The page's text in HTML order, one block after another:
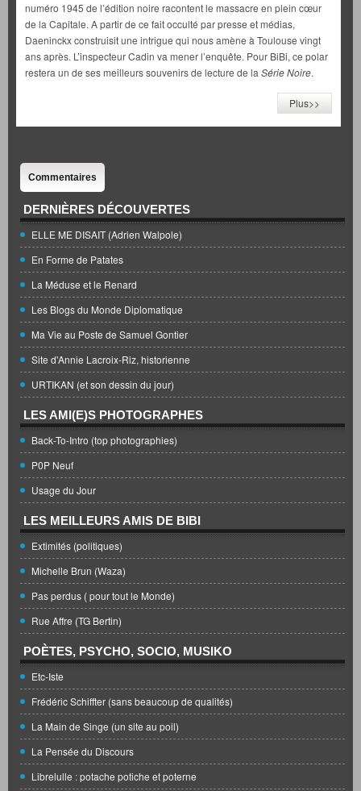
numéro 1945 de l’édition noire racontent le massacre en plein cœur
de la Capitale. A partir de ce fait occulté par presse et médias,
Daeninckx construisit une intrigue qui nous amène à Toulouse vingt
ans après. L’inspecteur Cadin va mener l’enquête. Pour BiBi, ce polar
restera un de ses meilleurs souvenirs de lecture de la Série Noire.
Plus>>
Commentaires
DERNIÈRES DÉCOUVERTES
ELLE ME DISAIT (Adrien Walpole)
En Forme de Patates
La Méduse et le Renard
Les Blogs du Monde Diplomatique
Ma Vie au Poste de Samuel Gontier
Site d'Annie Lacroix-Riz, historienne
URTIKAN (et son dessin du jour)
LES AMI(E)S PHOTOGRAPHES
Back-To-Intro (top photographies)
P0P Neuf
Usage du Jour
LES MEILLEURS AMIS DE BIBI
Extimités (politiques)
Michelle Brun (Waza)
Pas perdus ( pour tout le Monde)
Rue Affre (TG Bertin)
POÈTES, PSYCHO, SOCIO, MUSIKO
Etc-Iste
Frédéric Schiffter (sans beaucoup de qualités)
La Main de Singe (un site au poil)
La Pensée du Discours
Librelulle : potache potiche et poterne